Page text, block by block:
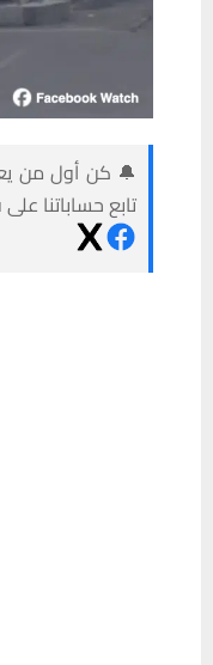
🔔 كن أول من
تابع حساباتنا